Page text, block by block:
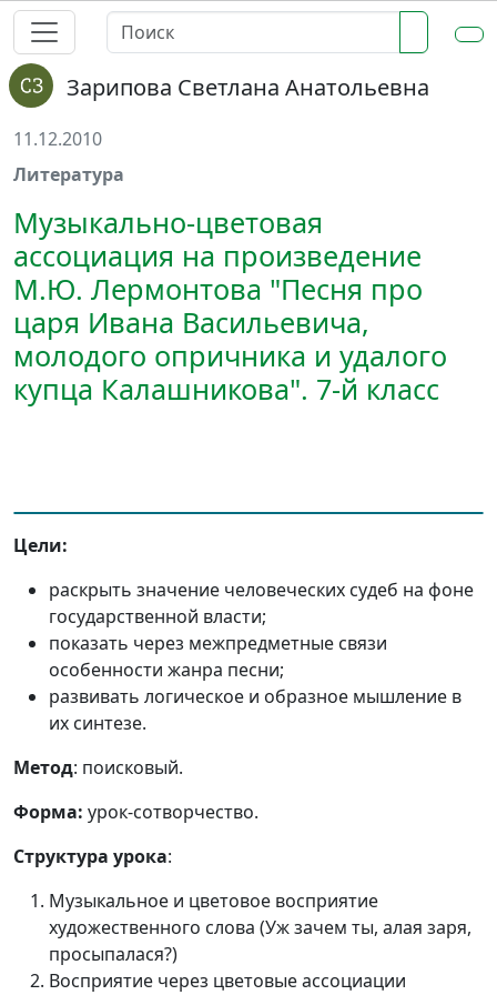
Зарипова Светлана Анатольевна
11.12.2010
Литература
Музыкально-цветовая
ассоциация на произведение
М.Ю. Лермонтова "Песня про
царя Ивана Васильевича,
молодого опричника и удалого
купца Калашникова". 7-й класс
Цели:
раскрыть значение человеческих судеб на фоне
государственной власти;
показать через межпредметные связи
особенности жанра песни;
развивать логическое и образное мышление в
их синтезе.
Метод: поисковый.
Форма: урок-сотворчество.
Структура урока:
Музыкальное и цветовое восприятие
художественного слова (Уж зачем ты, алая заря,
просыпалася?)
Восприятие через цветовые ассоциации